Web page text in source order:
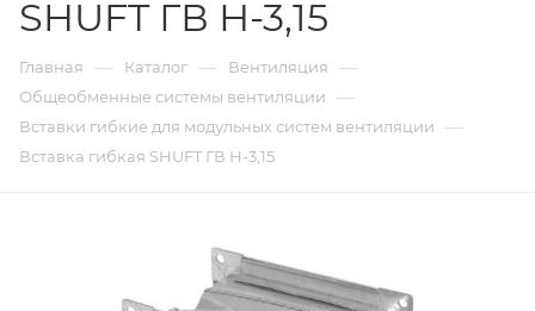
SHUFT ГВ Н-3,15
Главная — Каталог — Вентиляция —
Общеобменные системы вентиляции —
Вставки гибкие для модульных систем вентиляции —
Вставка гибкая SHUFT ГВ Н-3,15